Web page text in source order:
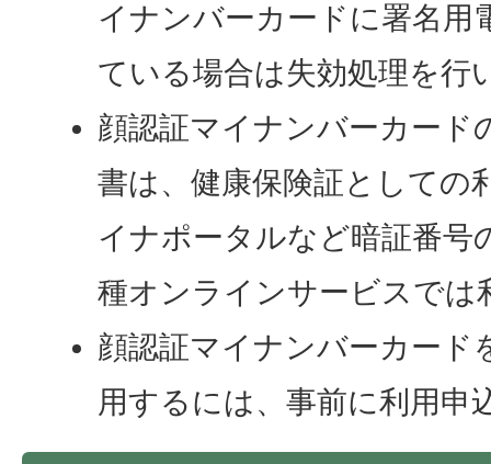
イナンバーカードに署名用
ている場合は失効処理を行
顔認証マイナンバーカード
書は、健康保険証としての
イナポータルなど暗証番号
種オンラインサービスでは
顔認証マイナンバーカード
用するには、事前に利用申